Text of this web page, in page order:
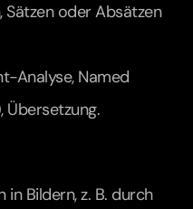
oder Absätzen
Analyse, Named
Übersetzung.
Bildern, z. B. durch